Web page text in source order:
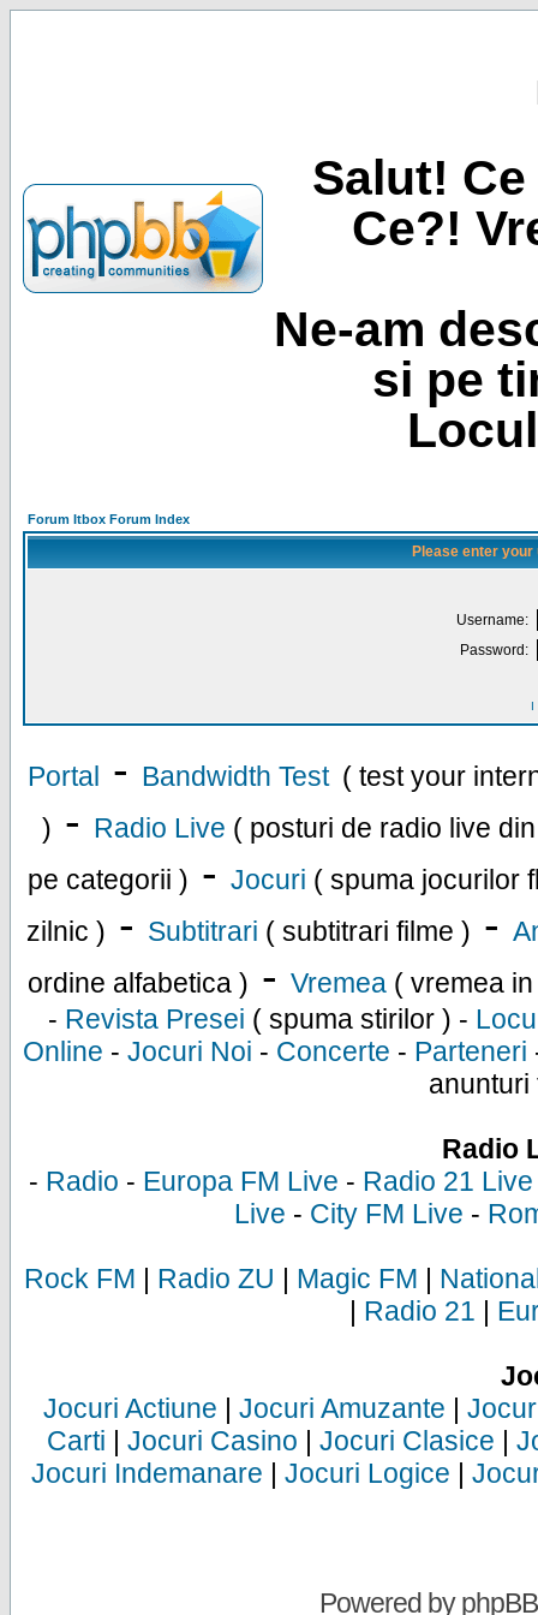
Salut!
Ce?!
Ne-am
si pe
Forum Itbox Forum Index
Please enter
Username:
Password:
I
Portal - Bandwidth Test ( test your
) - Radio Live ( posturi de radio live
pe categorii ) - Jocuri ( spuma jocurilor
zilnic ) - Subtitrari ( subtitrari filme ) -
ordine alfabetica ) - Vremea ( vremea
- Revista Presei ( spuma stirilor ) -
Online - Jocuri Noi - Concerte - Parteneri
anunturi
Radio
- Radio - Europa FM Live - Radio 21 Live
Live - City FM Live -
Rock FM | Radio ZU | Magic FM |
| Radio 21 |
Jocuri Actiune | Jocuri Amuzante |
Carti | Jocuri Casino | Jocuri Clasice |
Jocuri Indemanare | Jocuri Logice |
Powered byphpBB